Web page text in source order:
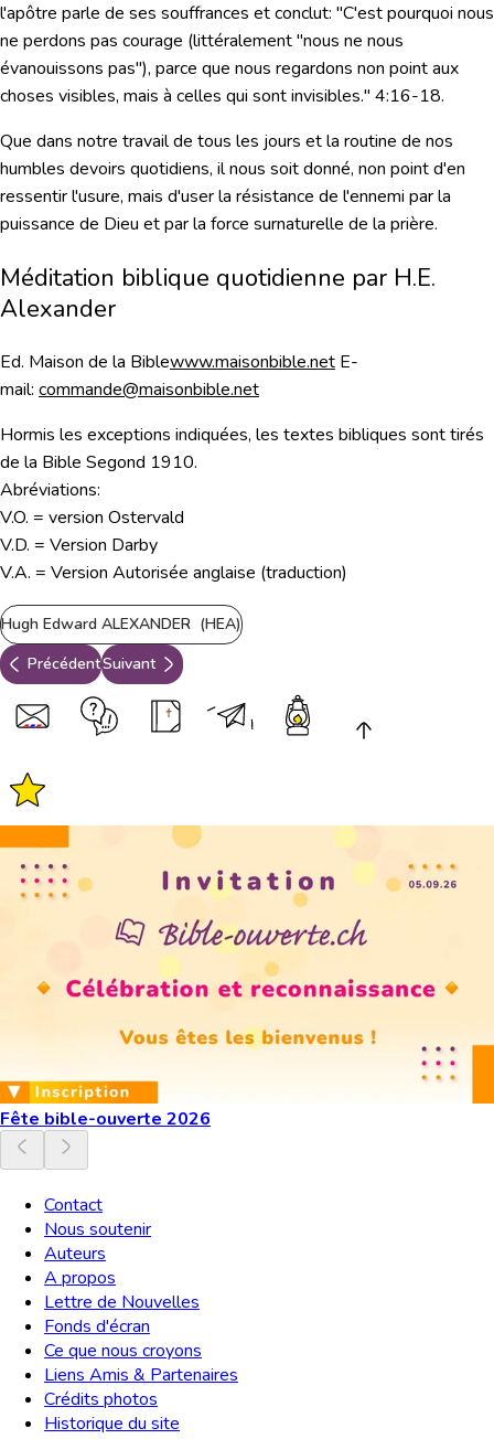
l'apôtre parle de ses souffrances et conclut: "C'est pourquoi nous
ne perdons pas courage (littéralement "nous ne nous
évanouissons pas"), parce que nous regardons non point aux
choses visibles, mais à celles qui sont invisibles." 4:16-18.
Que dans notre travail de tous les jours et la routine de nos
humbles devoirs quotidiens, il nous soit donné, non point d'en
ressentir l'usure, mais d'user la résistance de l'ennemi par la
puissance de Dieu et par la force surnaturelle de la prière.
Méditation biblique quotidienne par H.E.
Alexander
Ed. Maison de la Biblewww.maisonbible.net E-
mail: commande@maisonbible.net
Hormis les exceptions indiquées, les textes bibliques sont tirés
de la Bible Segond 1910.
Abréviations:
V.O. = version Ostervald
V.D. = Version Darby
V.A. = Version Autorisée anglaise (traduction)
Hugh Edward ALEXANDER (HEA)
PrécédentSuivant
Fête bible-ouverte 2026
Contact
Nous soutenir
Auteurs
A propos
Lettre de Nouvelles
Fonds d'écran
Ce que nous croyons
Liens Amis & Partenaires
Crédits photos
Historique du site